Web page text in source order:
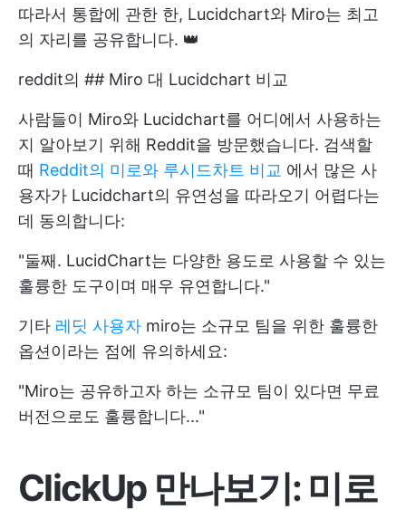
따라서 통합에 관한 한, Lucidchart와 Miro는 최고
의 자리를 공유합니다. 👑
reddit의 ## Miro 대 Lucidchart 비교
사람들이 Miro와 Lucidchart를 어디에서 사용하는
지 알아보기 위해 Reddit을 방문했습니다. 검색할
때 Reddit의 미로와 루시드차트 비교 에서 많은 사
용자가 Lucidchart의 유연성을 따라오기 어렵다는
데 동의합니다:
"둘째. LucidChart는 다양한 용도로 사용할 수 있는
훌륭한 도구이며 매우 유연합니다."
기타 레딧 사용자 miro는 소규모 팀을 위한 훌륭한
옵션이라는 점에 유의하세요:
"Miro는 공유하고자 하는 소규모 팀이 있다면 무료
버전으로도 훌륭합니다..."
ClickUp 만나보기: 미로